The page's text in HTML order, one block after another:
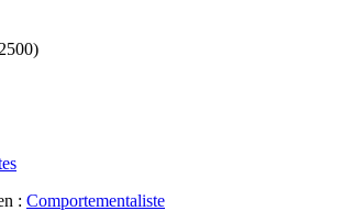
: Comportementaliste